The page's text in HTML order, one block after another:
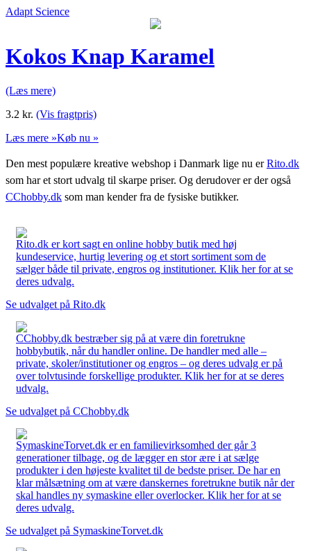
Adapt Science
Kokos Knap Karamel
(Læs mere)
3.2 kr. (Vis fragtpris)
Læs mere »Køb nu »
Den mest populære kreative webshop i Danmark lige nu erRito.dk
som har et stort udvalg til skarpe priser. Og derudover er der også
CChobby.dk som man kender fra de fysiske butikker.
Rito.dk er kort sagt en online hobby butik med høj
kundeservice, hurtig levering og et stort sortiment som de
sælger både til private, engros og institutioner. Klik her for at se
deres udvalg.
Se udvalget på Rito.dk
CChobby.dk bestræber sig på at være din foretrukne
hobbybutik, når du handler online. De handler med alle –
private, skoler/institutioner og engros – og deres udvalg er på
over tolvtusinde forskellige produkter. Klik her for at se deres
udvalg.
Se udvalget på CChobby.dk
SymaskineTorvet.dk er en familievirksomhed der går 3
generationer tilbage, og de lægger en stor ære i at sælge
produkter i den højeste kvalitet til de bedste priser. De har en
klar målsætning om at være danskernes foretrukne butik når der
skal handles ny symaskine eller overlocker. Klik her for at se
deres udvalg.
Se udvalget på SymaskineTorvet.dk